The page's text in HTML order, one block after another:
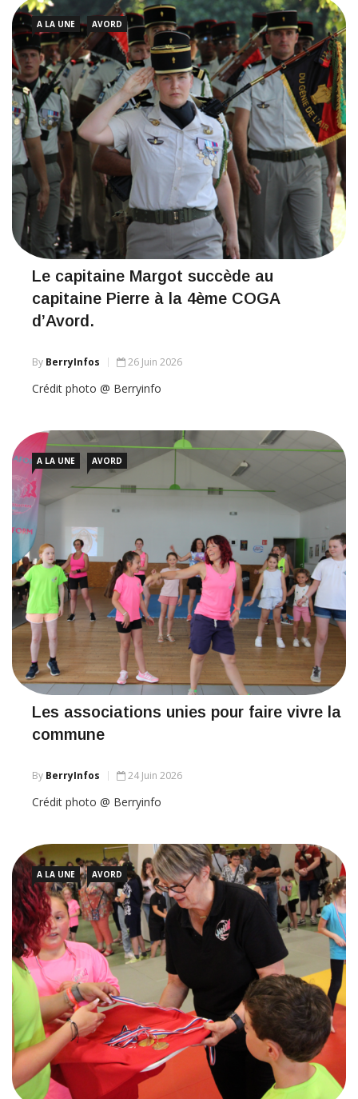
A LA UNE AVORD
Le capitaine Margot succède au
capitaine Pierre à la 4ème COGA
d’Avord.
By BerryInfos 26 Juin 2026
Crédit photo @ Berryinfo
A LA UNE AVORD
Les associations unies pour faire vivre la
commune
By BerryInfos 24 Juin 2026
Crédit photo @ Berryinfo
A LA UNE AVORD